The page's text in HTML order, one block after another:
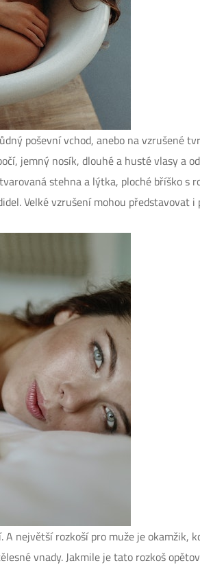
poševní vchod, anebo na vzrušené
jemný nosík, dlouhé a husté vlasy a
stehna a lýtka, ploché bříško
Velké vzrušení mohou představovat
největší rozkoší pro muže je okamžik,
vnady. Jakmile je tato rozkoš